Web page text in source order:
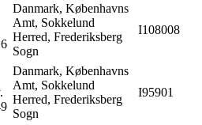
Danmark, Københavns
Amt, Sokkelund
Herred, Frederiksberg
Sogn
I108008
Danmark, Københavns
Amt, Sokkelund
Herred, Frederiksberg
Sogn
I95901